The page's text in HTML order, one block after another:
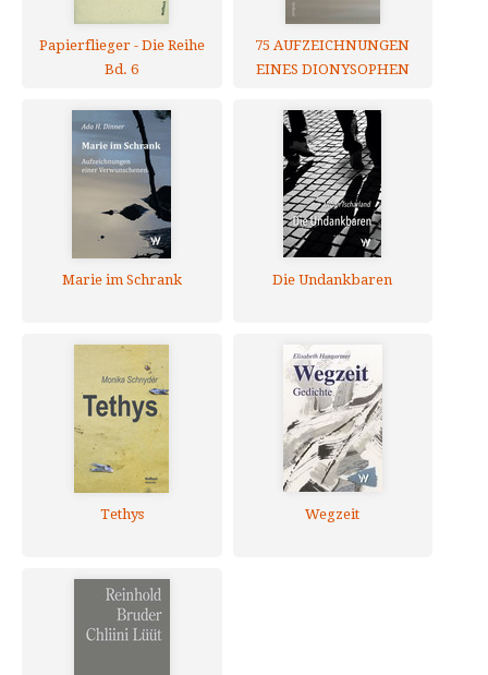
Papierflieger - Die Reihe
Bd. 6
75 AUFZEICHNUNGEN
EINES DIONYSOPHEN
Marie im Schrank Die Undankbaren
Tethys Wegzeit